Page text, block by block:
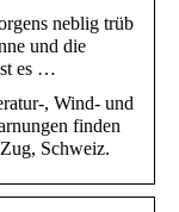
neblig trüb
und die
es …
, Wind- und
finden
Schweiz.